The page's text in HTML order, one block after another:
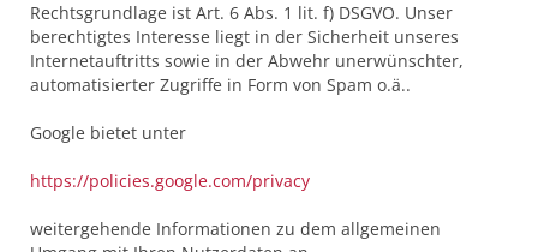
Rechtsgrundlage ist Art. 6 Abs. 1 lit. f) DSGVO. Unser
berechtigtes Interesse liegt in der Sicherheit unseres
Internetauftritts sowie in der Abwehr unerwünschter,
automatisierter Zugriffe in Form von Spam o.ä..
Google bietet unter
https://policies.google.com/privacy
weitergehende Informationen zu dem allgemeinen